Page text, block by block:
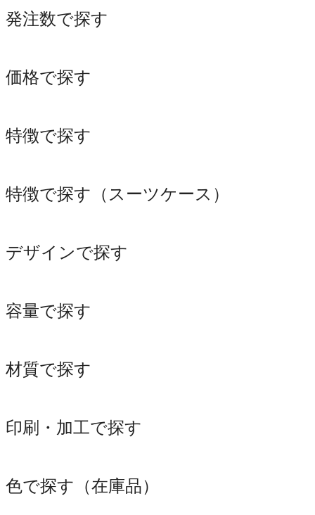
発注数で探す
価格で探す
特徴で探す
特徴で探す（スーツケース）
デザインで探す
容量で探す
材質で探す
印刷・加工で探す
色で探す（在庫品）